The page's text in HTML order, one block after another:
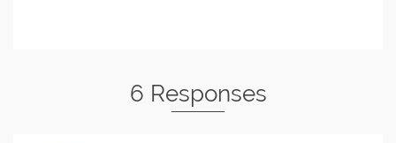
6 Responses